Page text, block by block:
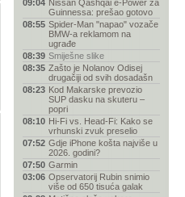
09:04 Nissan Qashqai e-Power za
Guinnessa: prešao gotovo
08:55 Spider-Man "napao" vozače
BMW-a reklamom na
ugrađe
08:39 Smiješne slike
08:35 Zašto je Nolanov Odisej
drugačiji od svih dosadašn
08:23 Kod Makarske prevozio
SUP dasku na skuteru –
popri
08:10 Hi-Fi vs. Head-Fi: Kako se
vrhunski zvuk preselio
07:52 Gdje iPhone košta najviše u
2026. godini?
07:50 Garmin
03:06 Opservatorij Rubin snimio
više od 650 tisuća galak